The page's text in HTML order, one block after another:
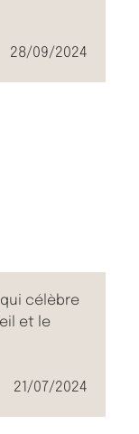
28/09/2024
qui célèbre
et le
21/07/2024